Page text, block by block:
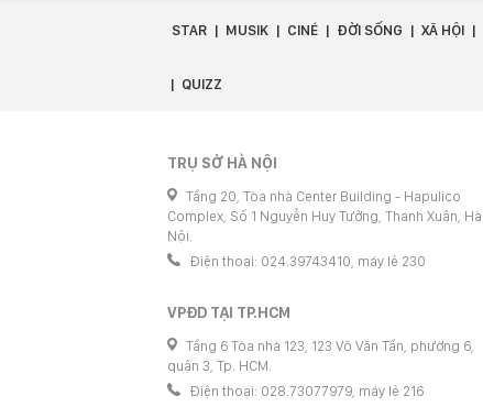
STAR MUSIK CINÉ ĐỜI SỐNG XÃ HỘI
QUIZZ
TRỤ SỞ HÀ NỘI
Tầng 20, Tòa nhà Center Building - Hapulico
Complex, Số 1 Nguyễn Huy Tưởng, Thanh Xuân, Hà
Nội.
Điện thoại: 024.39743410, máy lẻ 230
VPĐD TẠI TP.HCM
Tầng 6 Tòa nhà 123, 123 Võ Văn Tần, phường 6,
quận 3, Tp. HCM.
Điện thoại: 028.73077979, máy lẻ 216